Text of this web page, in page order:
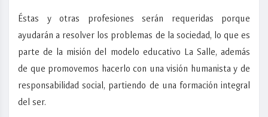
Éstas y otras profesiones serán requeridas porque
ayudarán a resolver los problemas de la sociedad, lo que es
parte de la misión del modelo educativo La Salle, además
de que promovemos hacerlo con una visión humanista y de
responsabilidad social, partiendo de una formación integral
del ser.